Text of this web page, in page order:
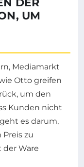
DER
UM
Mediamarkt
Otto greifen
um den
Kunden nicht
es darum,
zu
Ware